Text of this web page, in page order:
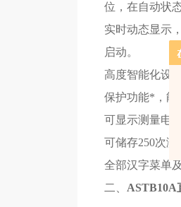
位，在自动状
实时动态显示
启动。
高度智能化设
保护功能*，能
可显示测量电
可储存250次测
全部汉字菜单
二、 ASTB10A